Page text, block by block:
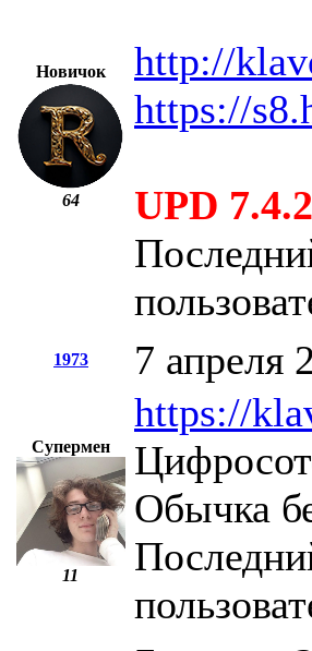
Новичок
64
http://
https://
UPD
1973 7 апреля
Супермен
11
https://
Обычка